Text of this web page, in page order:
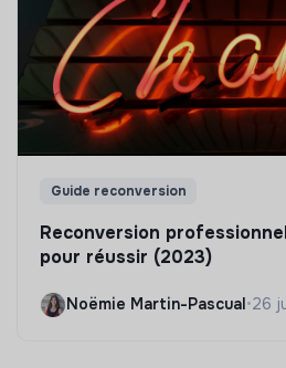
Guide reconversion
Reconversion
pour réussir (2023)
Noëmie Martin-Pascual •26